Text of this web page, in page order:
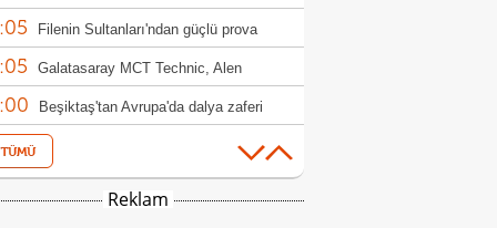
Filenin Sultanları'ndan güçlü prova
Galatasaray MCT Technic, Alen
kadrosuna kattı
Beşiktaş'tan Avrupa'da dalya zaferi
Beşiktaş Kadın Futbol Takımı, üç golle
Emirhan Topçu: "Topun oraya geleceğini
Reklam